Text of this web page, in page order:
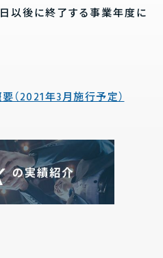
以後に終了する事業年度に
要（2021年3月施行予定）